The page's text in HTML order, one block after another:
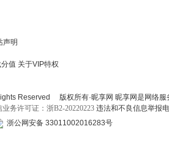
声明
值 关于VIP特权
Reserved
版权所有·昵享网 昵享网是网络
务许可证：浙B2-20220223 违法和不良信息举报
浙公网安备 33011002016283号